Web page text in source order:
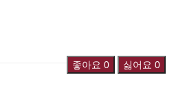
좋아요 0 싫어요 0